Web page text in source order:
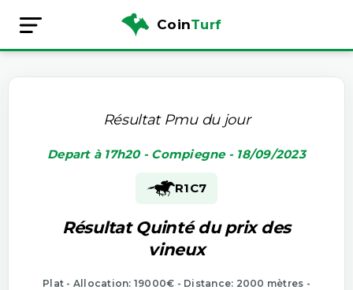
CoinTurf
Résultat Pmu du jour
Depart à 17h20 - Compiegne - 18/09/2023
R1C7
Résultat Quinté du prix des
vineux
Plat - Allocation: 19000€ - Distance: 2000 mètres -